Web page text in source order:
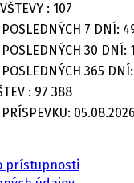
: 107
7 DNÍ:
POSLEDNÝCH 30 DNÍ:
POSLEDNÝCH 365 DNÍ:
: 97 388
05.08.2026
prístupnosti